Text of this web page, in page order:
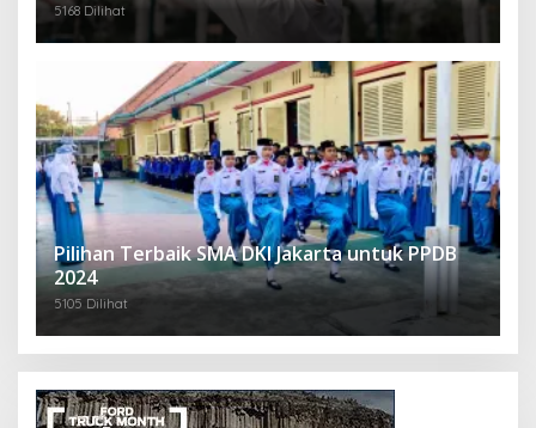
5168 Dilihat
Pilihan Terbaik SMA DKI Jakarta untuk PPDB
2024
5105 Dilihat